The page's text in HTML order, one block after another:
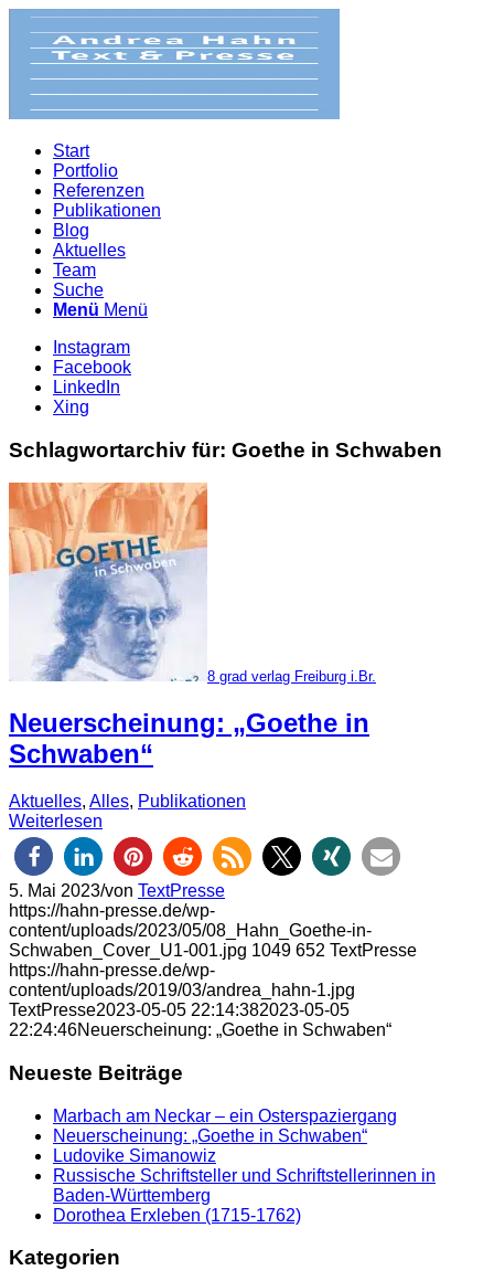
Start
Portfolio
Referenzen
Publikationen
Blog
Aktuelles
Team
Suche
Menü Menü
Instagram
Facebook
LinkedIn
Xing
Schlagwortarchiv für: Goethe in Schwaben
8 grad verlag Freiburg i.Br.
Neuerscheinung: „Goethe in
Schwaben“
Aktuelles, Alles, Publikationen
Weiterlesen
5. Mai 2023/von TextPresse
https://hahn-presse.de/wp-
content/uploads/2023/05/08_Hahn_Goethe-in-
Schwaben_Cover_U1-001.jpg 1049 652 TextPresse
https://hahn-presse.de/wp-
content/uploads/2019/03/andrea_hahn-1.jpg
TextPresse2023-05-05 22:14:382023-05-05
22:24:46Neuerscheinung: „Goethe in Schwaben“
Neueste Beiträge
Marbach am Neckar – ein Osterspaziergang
Neuerscheinung: „Goethe in Schwaben“
Ludovike Simanowiz
Russische Schriftsteller und Schriftstellerinnen in
Baden-Württemberg
Dorothea Erxleben (1715-1762)
Kategorien